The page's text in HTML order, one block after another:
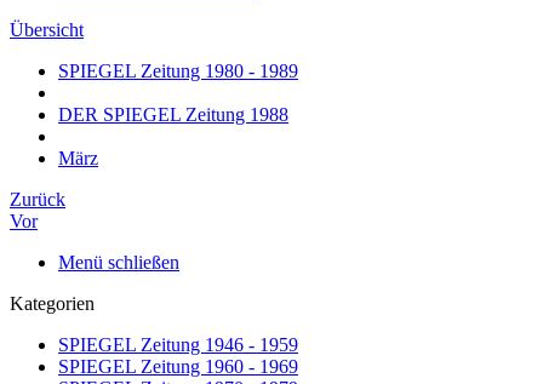
Übersicht
SPIEGEL Zeitung 1980 - 1989
DER SPIEGEL Zeitung 1988
März
Zurück
Vor
Menü schließen
Kategorien
SPIEGEL Zeitung 1946 - 1959
SPIEGEL Zeitung 1960 - 1969